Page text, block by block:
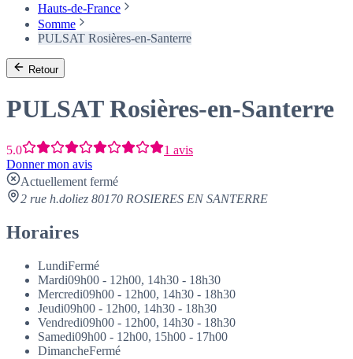
Hauts-de-France
Somme
PULSAT Rosières-en-Santerre
Retour
PULSAT Rosières-en-Santerre
5.0
1 avis
Donner mon avis
Actuellement fermé
2 rue h.doliez 80170 ROSIERES EN SANTERRE
Horaires
LundiFermé
Mardi09h00 - 12h00, 14h30 - 18h30
Mercredi09h00 - 12h00, 14h30 - 18h30
Jeudi09h00 - 12h00, 14h30 - 18h30
Vendredi09h00 - 12h00, 14h30 - 18h30
Samedi09h00 - 12h00, 15h00 - 17h00
DimancheFermé